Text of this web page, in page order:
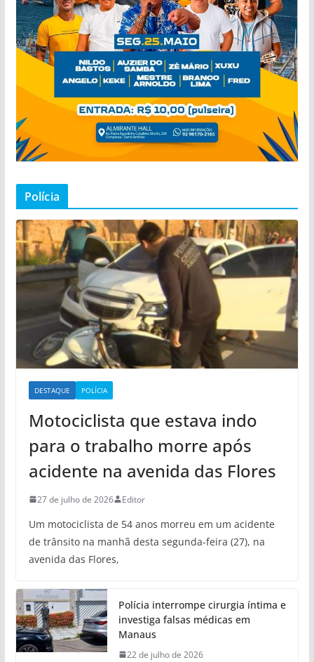
Polícia
DESTAQUE POLÍCIA
Motociclista que estava indo
para o trabalho morre após
acidente na avenida das Flores
27 de julho de 2026 Editor
Um motociclista de 54 anos morreu em um acidente
de trânsito na manhã desta segunda-feira (27), na
avenida das Flores,
Polícia interrompe cirurgia íntima e
investiga falsas médicas em
Manaus
22 de julho de 2026